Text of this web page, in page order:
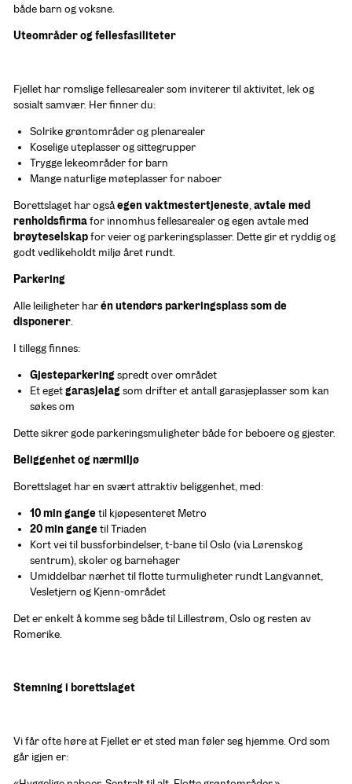
både barn og voksne.
Uteområder og fellesfasiliteter
Fjellet har romslige fellesarealer som inviterer til aktivitet, lek og
sosialt samvær. Her finner du:
Solrike grøntområder og plenarealer
Koselige uteplasser og sittegrupper
Trygge lekeområder for barn
Mange naturlige møteplasser for naboer
Borettslaget har også egen vaktmestertjeneste, avtale med
renholdsfirma
brøyteselskap for veier og parkeringsplasser. Dette gir et ryddig og
godt vedlikeholdt miljø året rundt.
Parkering
Alle leiligheter har én utendørs parkeringsplass som de
disponerer.
I tillegg finnes:
Gjesteparkering spredt over området
Et eget garasjelag som drifter et antall garasjeplasser som kan
søkes om
Dette sikrer gode parkeringsmuligheter både for beboere og gjester.
Beliggenhet og nærmiljø
Borettslaget har en svært attraktiv beliggenhet, med:
10 min gange til kjøpesenteret Metro
20 min gange til Triaden
Kort vei til bussforbindelser, t-bane til Oslo (via Lørenskog
sentrum), skoler og barnehager
Umiddelbar nærhet til flotte turmuligheter rundt Langvannet,
Vesletjern og Kjenn-området
Det er enkelt å komme seg både til Lillestrøm, Oslo og resten av
Romerike.
Stemning i borettslaget
Vi får ofte høre at Fjellet er et sted man føler seg hjemme. Ord som
går igjen er: